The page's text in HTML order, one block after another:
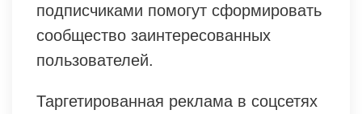
подписчиками помогут сформировать
сообщество заинтересованных
пользователей.
Таргетированная реклама в соцсетях